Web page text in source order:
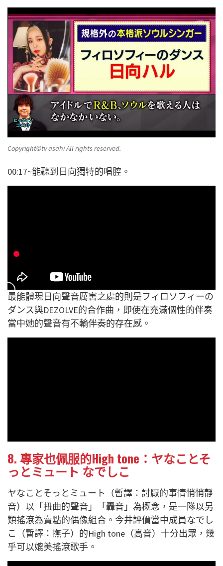
Copyright©️tv asahi All rights reserved.
00:17~能聽到日向獨特的唱腔。
最能體現日向聲音厲害之處的則是フィロソフィーの
ダンス與DEZOLVE的合作曲，即使在充滿個性的伴奏
當中她的聲音有不輸伴奏的存在感。
8. 專家也佩服的High tone：ヤなことそ
っとミュート なでしこ
ヤなことそっとミュート（暫譯：討厭的事情悄悄靜
音）以「扭曲的聲音」「轟音」為概念，是一隊以另
類搖滾為賣點的偶像組合。今井評價當中成員なでし
こ（暫譯：撫子）的High tone（高音）十分出眾，幾
乎可以媲美搖滾歌手。